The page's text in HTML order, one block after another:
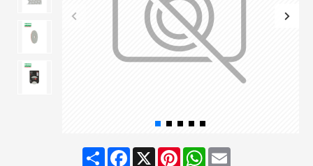
ShareFacebook
X PinterestWhatsApp
Email